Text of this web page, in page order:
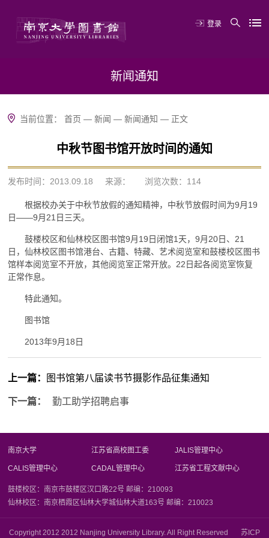
登录
新闻通知
当前位置：首页 —新闻 —新闻通知 — 正文
中秋节图书馆开放时间的通知
发布时间：2013.09.18 来源： 浏览次数： 114
根据校办关于中秋节放假的通知精神，中秋节放假时间为9月19
日——9月21日三天。
鼓楼校区和仙林校区图书馆9月19日闭馆1天，9月20日、21
日，仙林校区图书馆港台、古籍、特藏、艺术阅览室和鼓楼校区图书
馆样本阅览室不开放，其他阅览室正常开放。22日起各阅览室恢复
正常作息。
特此通知。
图书馆
2013年9月18日
上一篇： 图书馆第八届读书节摄影作品征集通知
下一篇： 勤工助学招聘启事
南京大学 江苏省高校图工委 JALIS管理中心
CALIS管理中心 CADAL管理中心 江苏省工程文献中心
鼓楼校区：南京市鼓楼区汉口路22号 邮编：210093
仙林校区：南京栖霞区仙林大学城仙林大道163号 邮编：210023
Copyright 2012 2012 Nanjing University Library. All Right Reserved 苏ICP